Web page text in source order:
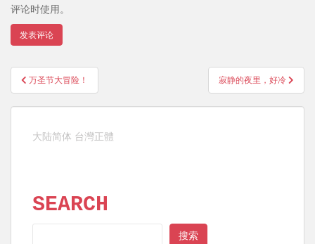
评论时使用。
文
章
导
万圣节大冒险！ 寂静的夜里，好冷
大陆简体 台灣正體
SEARCH
搜索